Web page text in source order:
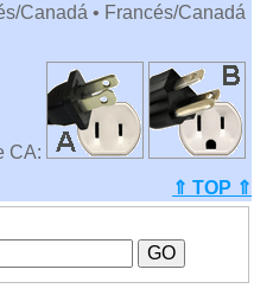
Canadá • Francés/Canadá
CA:
⇑ TOP ⇑